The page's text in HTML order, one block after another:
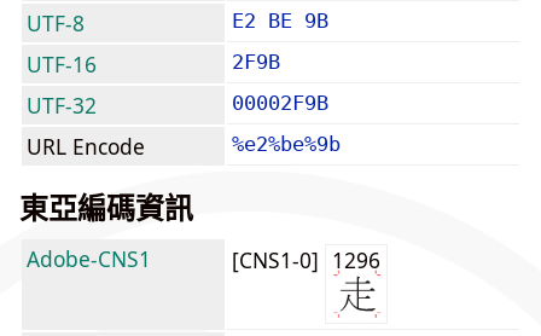
UTF-8 E2 BE 9B
UTF-16 2F9B
UTF-32 00002F9B
URL Encode %e2%be%9b
東亞編碼資訊
Adobe-CNS1 [CNS1-0] 1296